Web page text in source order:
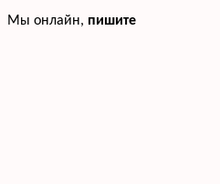
Мы онлайн, пишите